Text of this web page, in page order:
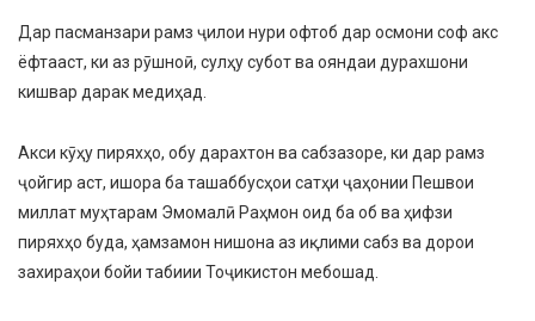
Дар пасманзари рамз ҷилои нури офтоб дар осмони соф акс
ёфтааст, ки аз рӯшноӣ, сулҳу субот ва ояндаи дурахшони
кишвар дарак медиҳад.
Акси кӯҳу пиряхҳо, обу дарахтон ва сабзазоре, ки дар рамз
ҷойгир аст, ишора ба ташаббусҳои сатҳи ҷаҳонии Пешвои
миллат муҳтарам Эмомалӣ Раҳмон оид ба об ва ҳифзи
пиряхҳо буда, ҳамзамон нишона аз иқлими сабз ва дорои
захираҳои бойи табиии Тоҷикистон мебошад.